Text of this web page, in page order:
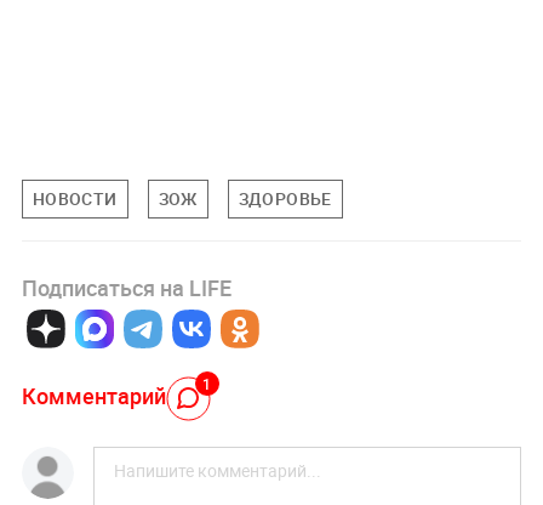
НОВОСТИ ЗОЖ ЗДОРОВЬЕ
Подписаться на LIFE
Комментарий 1